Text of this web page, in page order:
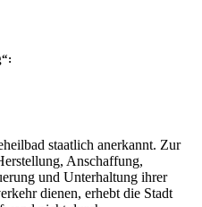
staatlich anerkannt. Zur
Anschaffung,
und Unterhaltung ihrer
dienen, erhebt die Stadt